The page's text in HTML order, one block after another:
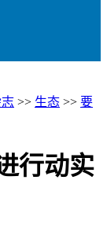
>> 生态 >> 要
行动实